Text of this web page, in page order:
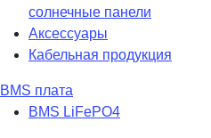
солнечные панели
Аксессуары
Кабельная продукция
BMS плата
BMS LiFePO4